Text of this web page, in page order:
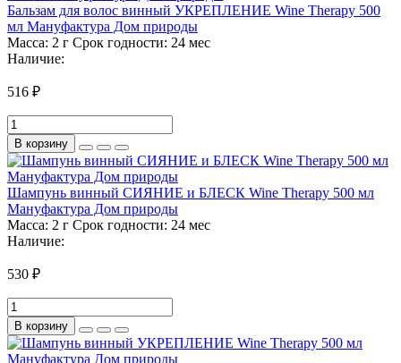
Бальзам для волос винный УКРЕПЛЕНИЕ Wine Therapy 500
мл Мануфактура Дом природы
Масса: 2 г Срок годности: 24 мес
Наличие:
516 ₽
В корзину
Шампунь винный СИЯНИЕ и БЛЕСК Wine Therapy 500 мл
Мануфактура Дом природы
Масса: 2 г Срок годности: 24 мес
Наличие:
530 ₽
В корзину